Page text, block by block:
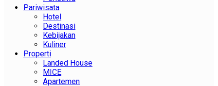
Pariwisata
Hotel
Destinasi
Kebijakan
Kuliner
Properti
Landed House
MICE
Apartemen